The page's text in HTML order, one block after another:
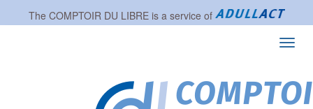
The COMPTOIR DU LIBREis a service of